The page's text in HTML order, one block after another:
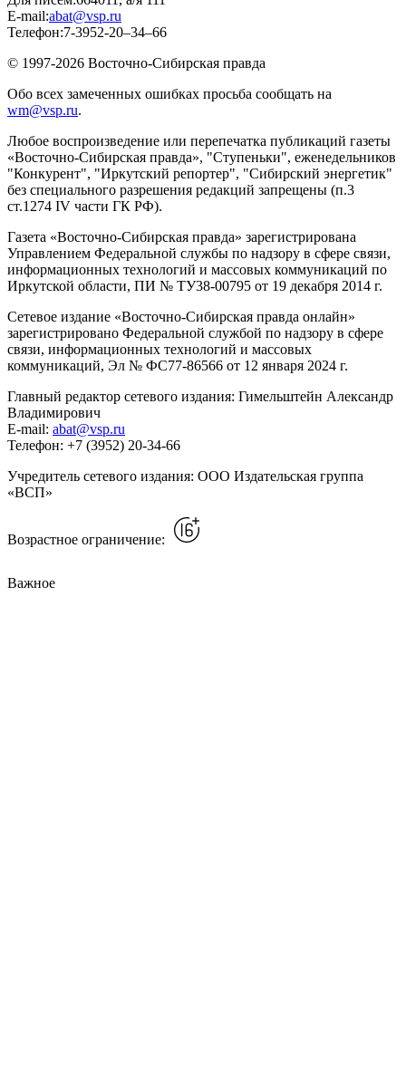
E-mail:abat@vsp.ru
Телефон:7-3952-20–34–66
© 1997-2026 Восточно-Сибирская правда
Обо всех замеченных ошибках просьба сообщать на
wm@vsp.ru.
Любое воспроизведение или перепечатка публикаций газеты
«Восточно-Сибирская правда», "Ступеньки", еженедельников
"Конкурент", "Иркутский репортер", "Сибирский энергетик"
без специального разрешения редакций запрещены (п.3
ст.1274 IV части ГК РФ).
Газета «Восточно-Сибирская правда» зарегистрирована
Управлением Федеральной службы по надзору в сфере связи,
информационных технологий и массовых коммуникаций по
Иркутской области, ПИ № ТУ38-00795 от 19 декабря 2014 г.
Сетевое издание «Восточно-Сибирская правда онлайн»
зарегистрировано Федеральной службой по надзору в сфере
связи, информационных технологий и массовых
коммуникаций, Эл № ФС77-86566 от 12 января 2024 г.
Главный редактор сетевого издания: Гимельштейн Александр
Владимирович
E-mail: abat@vsp.ru
Телефон: +7 (3952) 20-34-66
Учредитель сетевого издания: ООО Издательская группа
«ВСП»
Возрастное ограничение:
Важное